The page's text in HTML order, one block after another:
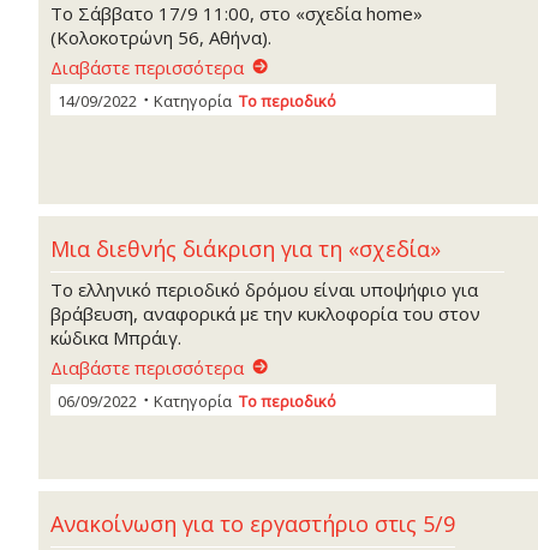
Το Σάββατο 17/9 11:00, στο «σχεδία home»
(Κολοκοτρώνη 56, Αθήνα).
Διαβάστε περισσότερα
14/09/2022 Κατηγορία Το περιοδικό
Μια διεθνής διάκριση για τη «σχεδία»
Το ελληνικό περιοδικό δρόμου είναι υποψήφιο για
βράβευση, αναφορικά με την κυκλοφορία του στον
κώδικα Μπράιγ.
Διαβάστε περισσότερα
06/09/2022 Κατηγορία Το περιοδικό
Ανακοίνωση για το εργαστήριο στις 5/9